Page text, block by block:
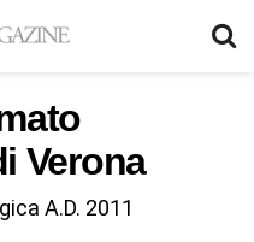
Verona
A.D. 2011